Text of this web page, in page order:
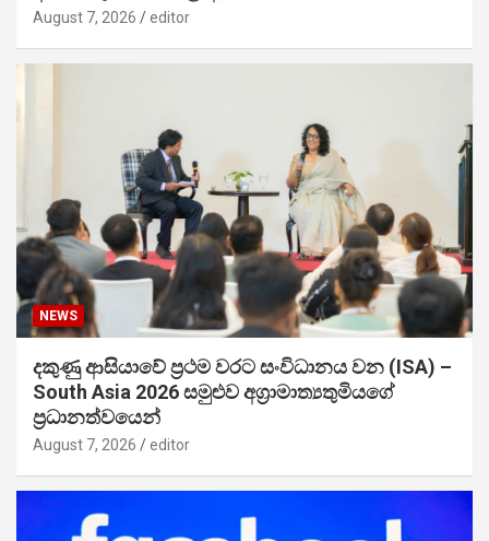
August 7, 2026 editor
NEWS
දකුණු ආසියාවේ ප්‍රථම වරට සංවිධානය වන (ISA) –
South Asia 2026 සමුළුව අග්‍රාමාත්‍යතුමියගේ
ප්‍රධානත්වයෙන්
August 7, 2026 editor